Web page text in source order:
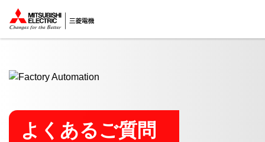
ここから本文
よくあるご質問